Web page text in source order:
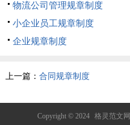
物流公司管理规章制度
小企业员工规章制度
企业规章制度
上一篇： 合同规章制度
Copyright © 2024 格灵范文网